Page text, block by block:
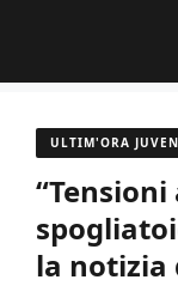
contenuto
ULTIM'ORA
la notizia